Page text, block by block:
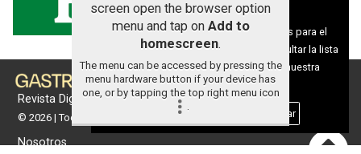
Revista Digital de gastronomía
© 2026 | Todos los derechos reservados
Nosotros
screen open the browser option
menu and tap on Add to
homescreen.
The menu can be accessed by pressing the
menu hardware button if your device has
one, or by tapping the top right menu icon
.
Aviso sobre el Uso de cookies:
Utilizamos cookies nuestras y de terceros para el
funcionamiento del digital. Puedes consultar la lista
de cookies y como desconectarlas. Ver nuestra
Política de Privacidad y Cookies
Aceptar Cookies Personalizar